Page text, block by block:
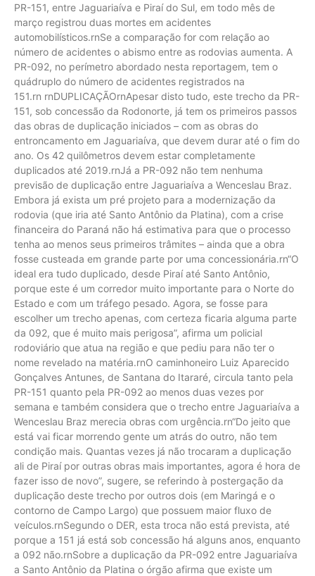
PR-151, entre Jaguariaíva e Piraí do Sul, em todo mês de
março registrou duas mortes em acidentes
automobilísticos.rnSe a comparação for com relação ao
número de acidentes o abismo entre as rodovias aumenta. A
PR-092, no perímetro abordado nesta reportagem, tem o
quádruplo do número de acidentes registrados na
151.rn rnDUPLICAÇÃOrnApesar disto tudo, este trecho da PR-
151, sob concessão da Rodonorte, já tem os primeiros passos
das obras de duplicação iniciados – com as obras do
entroncamento em Jaguariaíva, que devem durar até o fim do
ano. Os 42 quilômetros devem estar completamente
duplicados até 2019.rnJá a PR-092 não tem nenhuma
previsão de duplicação entre Jaguariaíva a Wenceslau Braz.
Embora já exista um pré projeto para a modernização da
rodovia (que iria até Santo Antônio da Platina), com a crise
financeira do Paraná não há estimativa para que o processo
tenha ao menos seus primeiros trâmites – ainda que a obra
fosse custeada em grande parte por uma concessionária.rn“O
ideal era tudo duplicado, desde Piraí até Santo Antônio,
porque este é um corredor muito importante para o Norte do
Estado e com um tráfego pesado. Agora, se fosse para
escolher um trecho apenas, com certeza ficaria alguma parte
da 092, que é muito mais perigosa”, afirma um policial
rodoviário que atua na região e que pediu para não ter o
nome revelado na matéria.rnO caminhoneiro Luiz Aparecido
Gonçalves Antunes, de Santana do Itararé, circula tanto pela
PR-151 quanto pela PR-092 ao menos duas vezes por
semana e também considera que o trecho entre Jaguariaíva a
Wenceslau Braz merecia obras com urgência.rn“Do jeito que
está vai ficar morrendo gente um atrás do outro, não tem
condição mais. Quantas vezes já não trocaram a duplicação
ali de Piraí por outras obras mais importantes, agora é hora de
fazer isso de novo”, sugere, se referindo à postergação da
duplicação deste trecho por outros dois (em Maringá e o
contorno de Campo Largo) que possuem maior fluxo de
veículos.rnSegundo o DER, esta troca não está prevista, até
porque a 151 já está sob concessão há alguns anos, enquanto
a 092 não.rnSobre a duplicação da PR-092 entre Jaguariaíva
a Santo Antônio da Platina o órgão afirma que existe um